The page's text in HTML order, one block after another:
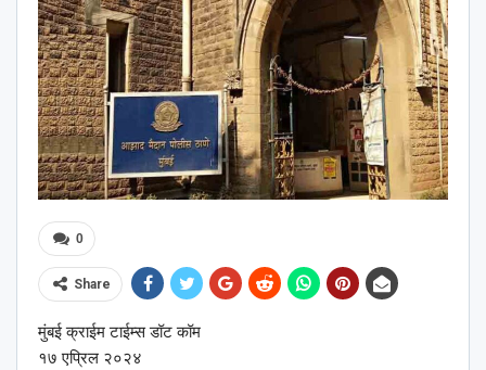
0
Share
मुंबई क्राईम टाईम्स डॉट कॉम
१७ एप्रिल २०२४